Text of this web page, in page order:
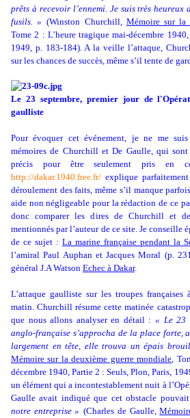
prêts à recevoir l’ennemi. Je suis très heureux
fusils. » (Winston Churchill, Mémoire sur la
Tome 2 : L’heure tragique mai-décembre
1949, p. 183-184). A la veille l’attaque,
sur les chances de succès, même s’il tente de
Le 23 septembre, premier jour de
gaulliste
Pour évoquer cet événement, je ne me
mémoires de Churchill et De Gaulle, qui
précis pour être seulement pris en
http://dakar.1940.free.fr/ explique
déroulement des faits, même s’il manque
aide non négligeable pour la rédaction de ce
donc comparer les dires de Churchill et
mentionnés par l’auteur de ce site. Je conseille
de ce sujet : La marine française pendant la
l’amiral Paul Auphan et Jacques Moral (p.
général J.A Watson Echec à Dakar.
L’attaque gaulliste sur les troupes
matin. Churchill résume cette matinée
que nous allons analyser en détail :« Le 23
anglo-française s’approcha de la place forte,
largement en tête, elle trouva un épais
Mémoire sur la deuxième guerre mondiale,
décembre 1940, Partie 2 : Seuls, Plon, Paris,
un élément qui a incontestablement nuit à
Gaulle avait indiqué que cet obstacle
notre entreprise » (Charles de Gaulle,